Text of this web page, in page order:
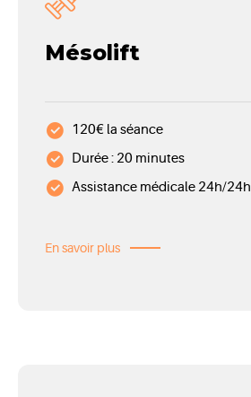
Mésolift
120€ la séance
Durée : 20 minutes
Assistance médicale 24h/24h
En savoir plus